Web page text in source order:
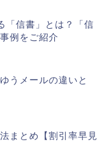
「信書」とは？「信
例をご紹介
うメールの違いと
まとめ【割引率早見